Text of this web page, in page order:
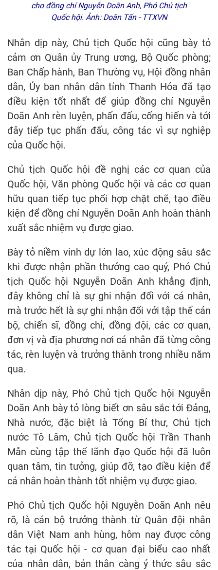
cho đồng chí Nguyễn Doãn Anh, Phó Chủ tịch
Quốc hội. Ảnh: Doãn Tấn - TTXVN
Nhân dịp này, Chủ tịch Quốc hội cũng bày tỏ
cảm ơn Quân ủy Trung ương, Bộ Quốc phòng;
Ban Chấp hành, Ban Thường vụ, Hội đồng nhân
dân, Ủy ban nhân dân tỉnh Thanh Hóa đã tạo
điều kiện tốt nhất để giúp đồng chí Nguyễn
Doãn Anh rèn luyện, phấn đấu, cống hiến và tới
đây tiếp tục phấn đấu, công tác vì sự nghiệp
của Quốc hội.
Chủ tịch Quốc hội đề nghị các cơ quan của
Quốc hội, Văn phòng Quốc hội và các cơ quan
hữu quan tiếp tục phối hợp chặt chẽ, tạo điều
kiện để đồng chí Nguyễn Doãn Anh hoàn thành
xuất sắc nhiệm vụ được giao.
Bày tỏ niềm vinh dự lớn lao, xúc động sâu sắc
khi được nhận phần thưởng cao quý, Phó Chủ
tịch Quốc hội Nguyễn Doãn Anh khẳng định,
đây không chỉ là sự ghi nhận đối với cá nhân,
mà trước hết là sự ghi nhận đối với tập thể cán
bộ, chiến sĩ, đồng chí, đồng đội, các cơ quan,
đơn vị và địa phương nơi cá nhân đã từng công
tác, rèn luyện và trưởng thành trong nhiều năm
qua.
Nhân dịp này, Phó Chủ tịch Quốc hội Nguyễn
Doãn Anh bày tỏ lòng biết ơn sâu sắc tới Đảng,
Nhà nước, đặc biệt là Tổng Bí thư, Chủ tịch
nước Tô Lâm, Chủ tịch Quốc hội Trần Thanh
Mẫn cùng tập thể lãnh đạo Quốc hội đã luôn
quan tâm, tin tưởng, giúp đỡ, tạo điều kiện để
cá nhân hoàn thành tốt nhiệm vụ được giao.
Phó Chủ tịch Quốc hội Nguyễn Doãn Anh nêu
rõ, là cán bộ trưởng thành từ Quân đội nhân
dân Việt Nam anh hùng, hôm nay được công
tác tại Quốc hội - cơ quan đại biểu cao nhất
của nhân dân, bản thân càng ý thức sâu sắc